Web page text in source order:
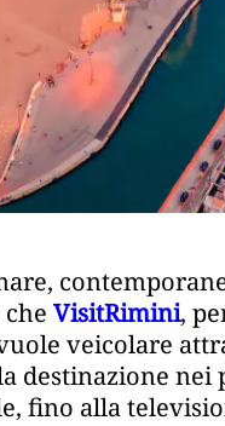
VisitRimini,
veicolare
destinazione
fino alla